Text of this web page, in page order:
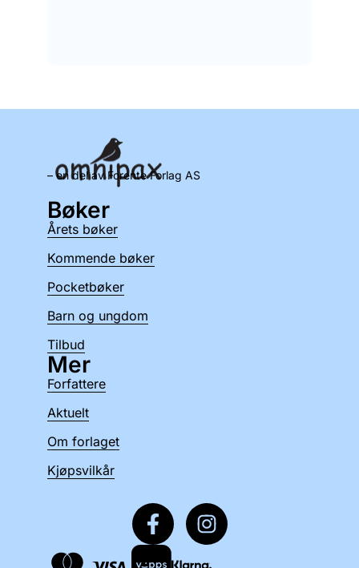
– en del av Forente Forlag AS
Bøker
Årets bøker
Kommende bøker
Pocketbøker
Barn og ungdom
Tilbud
Mer
Forfattere
Aktuelt
Om forlaget
Kjøpsvilkår